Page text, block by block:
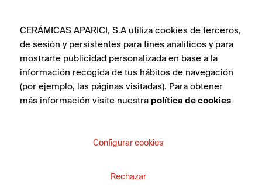
CERÁMICAS APARICI, S.A utiliza cookies de terceros,
de sesión y persistentes para fines analíticos y para
mostrarte publicidad personalizada en base a la
información recogida de tus hábitos de navegación
(por ejemplo, las páginas visitadas). Para obtener
más información visite nuestra política de cookies
Configurar cookies
Rechazar